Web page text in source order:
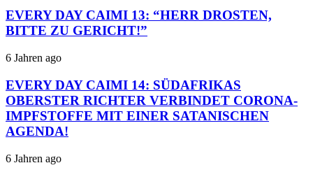
EVERY DAY CAIMI 13: “HERR DROSTEN,
BITTE ZU GERICHT!”
6 Jahren ago
EVERY DAY CAIMI 14: SÜDAFRIKAS
OBERSTER RICHTER VERBINDET CORONA-
IMPFSTOFFE MIT EINER SATANISCHEN
AGENDA!
6 Jahren ago